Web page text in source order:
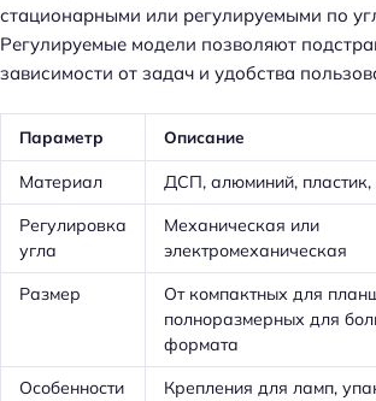
стационарными или регулируемыми по
Регулируемые модели позволяют
зависимости от задач и удобства
Параметр Описание
Материал
ДСП, алюминий, пластик,
Регулировка
угла
Механическая или
электромеханическая
Размер
От компактных для
полноразмерных для
формата
Особенности
Крепления для ламп,